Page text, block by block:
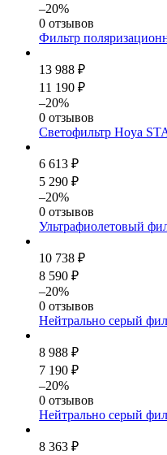
–20%
0 отзывов
Фильтр
13 988 ₽
11 190 ₽
–20%
0 отзывов
Светофильтр Hoya
6 613 ₽
5 290 ₽
–20%
0 отзывов
Ультрафиолетовый
10 738 ₽
8 590 ₽
–20%
0 отзывов
Нейтрально серый
8 988 ₽
7 190 ₽
–20%
0 отзывов
Нейтрально серый
8 363 ₽